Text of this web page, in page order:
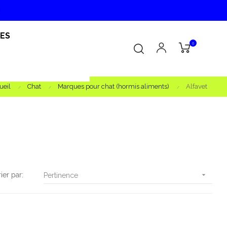
0
Chat Marques pour chat (hormis aliments) Alfavet
par: Pertinence 